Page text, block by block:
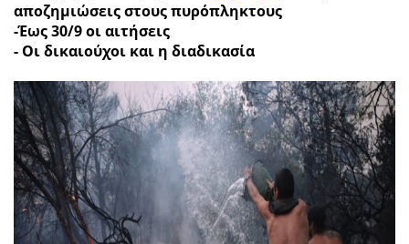
αποζημιώσεις στους πυρόπληκτους
-Έως 30/9 οι αιτήσεις
- Οι δικαιούχοι και η διαδικασία